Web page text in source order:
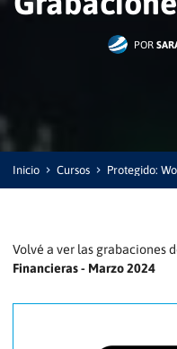
POR
Inicio Cursos Protegido:
Volvé a ver las grabaciones
Financieras - Marzo 2024